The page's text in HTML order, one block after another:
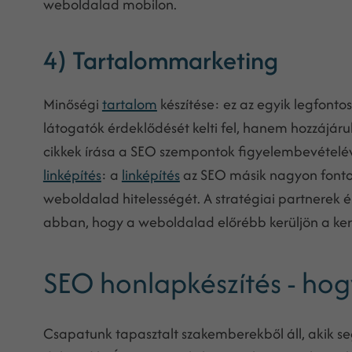
4) Tartalommarketing
Minőségitartalom készítése: ez az egyik
látogatók érdeklődését kelti fel, hanem
cikkek írása a SEO szempontok
linképítés: a linképítés az SEO másik nagyon
weboldalad hitelességét. A stratégiai partnerek
abban, hogy a weboldalad előrébb kerüljön a
SEO honlapkészítés -
Csapatunk tapasztalt szakemberekből áll, akik